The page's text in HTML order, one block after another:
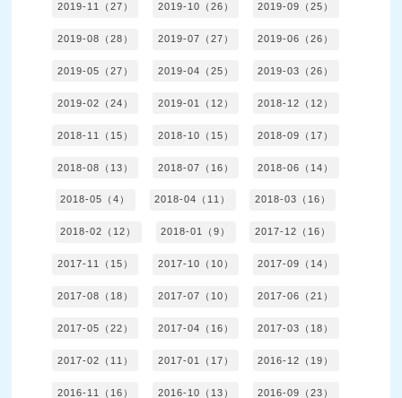
2019-11（27） 2019-10（26） 2019-09（25）
2019-08（28） 2019-07（27） 2019-06（26）
2019-05（27） 2019-04（25） 2019-03（26）
2019-02（24） 2019-01（12） 2018-12（12）
2018-11（15） 2018-10（15） 2018-09（17）
2018-08（13） 2018-07（16） 2018-06（14）
2018-05（4） 2018-04（11） 2018-03（16）
2018-02（12） 2018-01（9） 2017-12（16）
2017-11（15） 2017-10（10） 2017-09（14）
2017-08（18） 2017-07（10） 2017-06（21）
2017-05（22） 2017-04（16） 2017-03（18）
2017-02（11） 2017-01（17） 2016-12（19）
2016-11（16） 2016-10（13） 2016-09（23）